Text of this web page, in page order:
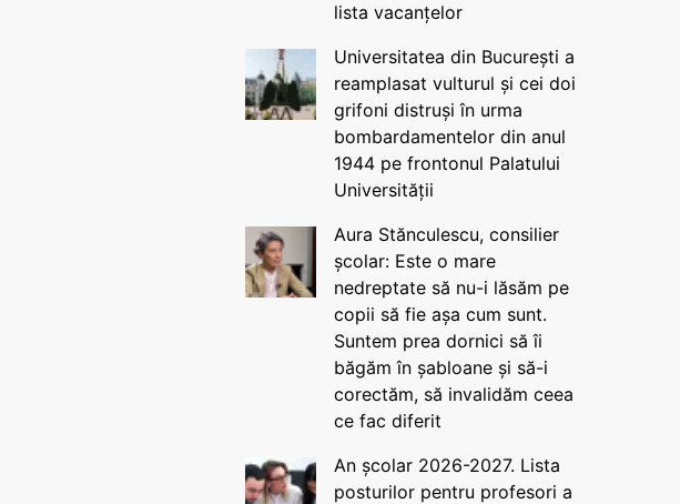
lista vacanțelor
Universitatea din București a
reamplasat vulturul și cei doi
grifoni distruși în urma
bombardamentelor din anul
1944 pe frontonul Palatului
Universității
Aura Stănculescu, consilier
școlar: Este o mare
nedreptate să nu-i lăsăm pe
copii să fie așa cum sunt.
Suntem prea dornici să îi
băgăm în șabloane și să-i
corectăm, să invalidăm ceea
ce fac diferit
An școlar 2026-2027. Lista
posturilor pentru profesori a